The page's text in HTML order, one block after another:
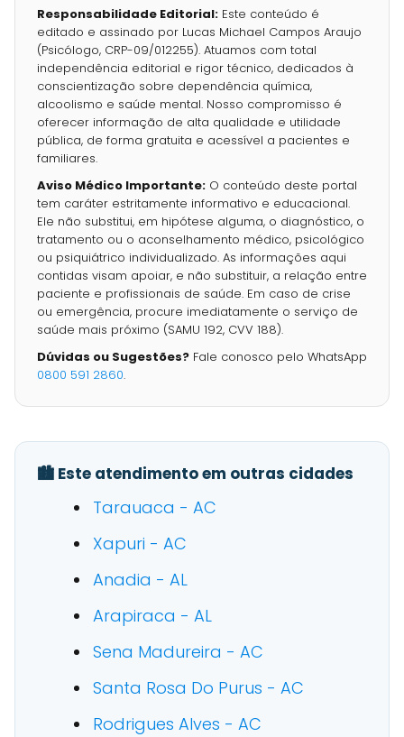
Responsabilidade Editorial: Este conteúdo é
editado e assinado por Lucas Michael Campos Araujo
(Psicólogo, CRP-09/012255). Atuamos com total
independência editorial e rigor técnico, dedicados à
conscientização sobre dependência química,
alcoolismo e saúde mental. Nosso compromisso é
oferecer informação de alta qualidade e utilidade
pública, de forma gratuita e acessível a pacientes e
familiares.
Aviso Médico Importante: O conteúdo deste portal
tem caráter estritamente informativo e educacional.
Ele não substitui, em hipótese alguma, o diagnóstico, o
tratamento ou o aconselhamento médico, psicológico
ou psiquiátrico individualizado. As informações aqui
contidas visam apoiar, e não substituir, a relação entre
paciente e profissionais de saúde. Em caso de crise
ou emergência, procure imediatamente o serviço de
saúde mais próximo (SAMU 192, CVV 188).
Dúvidas ou Sugestões? Fale conosco pelo WhatsApp
0800 591 2860.
🏙️ Este atendimento em outras cidades
Tarauaca - AC
Xapuri - AC
Anadia - AL
Arapiraca - AL
Sena Madureira - AC
Santa Rosa Do Purus - AC
Rodrigues Alves - AC